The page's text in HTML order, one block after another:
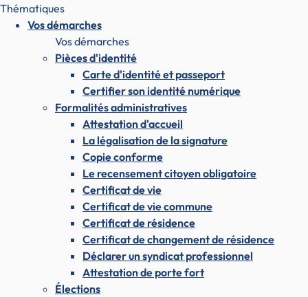
Thématiques
Vos démarches
Vos démarches
Pièces d'identité
Carte d'identité et passeport
Certifier son identité numérique
Formalités administratives
Attestation d'accueil
La légalisation de la signature
Copie conforme
Le recensement citoyen obligatoire
Certificat de vie
Certificat de vie commune
Certificat de résidence
Certificat de changement de résidence
Déclarer un syndicat professionnel
Attestation de porte fort
Élections